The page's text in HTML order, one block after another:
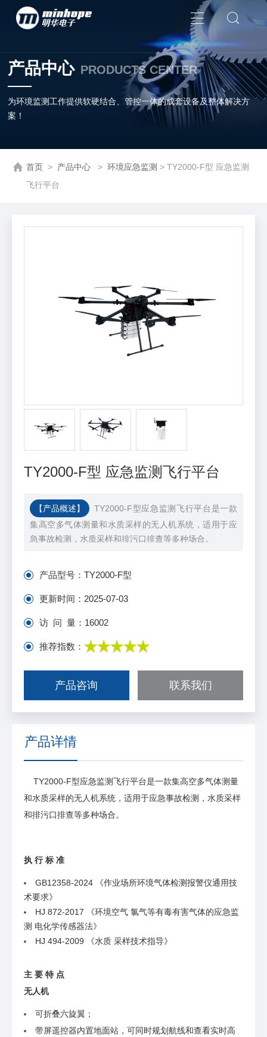
产品中心 PRODUCTS CENTER
为环境监测工作提供软硬结合、管控一体的成套设备及整体解决方
案！
首页 > 产品中心 > 环境应急监测 > TY2000-F型 应急监测
飞行平台
TY2000-F型 应急监测飞行平台
【产品概述】
TY2000-F型应急监测飞行平台是一款
集高空多气体测量和水质采样的无人机系统，适用于应
急事故检测，水质采样和排污口排查等多种场合。
产品型号： TY2000-F型
更新时间： 2025-07-03
访 问 量： 16002
推荐指数：
产品咨询 联系我们
产品详情
TY2000-F型应急监测飞行平台是一款集高空多气体测量
和水质采样的无人机系统，适用于应急事故检测，水质采样
和排污口排查等多种场合。
执 行 标 准
GB12358-2024 《作业场所环境气体检测报警仪通用技
术要求》
HJ 872-2017 《环境空气 氯气等有毒有害气体的应急监
测 电化学传感器法》
HJ 494-2009 《水质 采样技术指导》
主 要 特 点
无人机
可折叠六旋翼；
带屏遥控器内置地面站，可同时规划航线和查看实时高